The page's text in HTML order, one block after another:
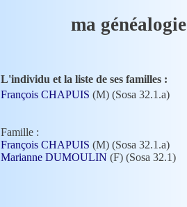
ma généalogie
L'individu et la liste de ses familles :
François CHAPUIS (M) (Sosa 32.1.a)
Famille :
François CHAPUIS (M) (Sosa 32.1.a)
Marianne DUMOULIN (F) (Sosa 32.1)